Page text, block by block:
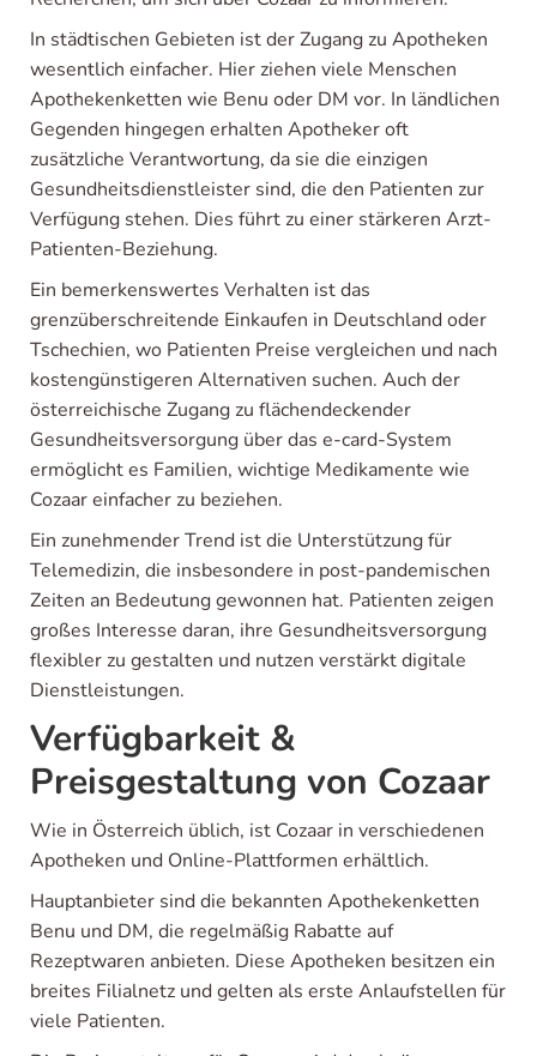
In städtischen Gebieten ist der Zugang zu Apotheken
wesentlich einfacher. Hier ziehen viele Menschen
Apothekenketten wie Benu oder DM vor. In ländlichen
Gegenden hingegen erhalten Apotheker oft
zusätzliche Verantwortung, da sie die einzigen
Gesundheitsdienstleister sind, die den Patienten zur
Verfügung stehen. Dies führt zu einer stärkeren Arzt-
Patienten-Beziehung.
Ein bemerkenswertes Verhalten ist das
grenzüberschreitende Einkaufen in Deutschland oder
Tschechien, wo Patienten Preise vergleichen und nach
kostengünstigeren Alternativen suchen. Auch der
österreichische Zugang zu flächendeckender
Gesundheitsversorgung über das e-card-System
ermöglicht es Familien, wichtige Medikamente wie
Cozaar einfacher zu beziehen.
Ein zunehmender Trend ist die Unterstützung für
Telemedizin, die insbesondere in post-pandemischen
Zeiten an Bedeutung gewonnen hat. Patienten zeigen
großes Interesse daran, ihre Gesundheitsversorgung
flexibler zu gestalten und nutzen verstärkt digitale
Dienstleistungen.
Verfügbarkeit &
Preisgestaltung von Cozaar
Wie in Österreich üblich, ist Cozaar in verschiedenen
Apotheken und Online-Plattformen erhältlich.
Hauptanbieter sind die bekannten Apothekenketten
Benu und DM, die regelmäßig Rabatte auf
Rezeptwaren anbieten. Diese Apotheken besitzen ein
breites Filialnetz und gelten als erste Anlaufstellen für
viele Patienten.